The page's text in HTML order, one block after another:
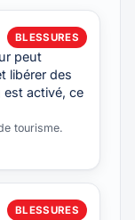
BLESSURES
peut
libérer des
activé, ce
tourisme.
BLESSURES